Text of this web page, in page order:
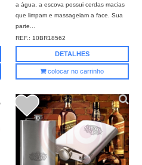
a água, a escova possui cerdas macias
que limpam e massageiam a face. Sua
parte...
REF.: 10BR18562
DETALHES
colocar no carrinho